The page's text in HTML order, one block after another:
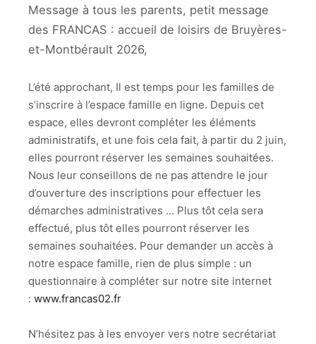
Message à tous les parents, petit message
des FRANCAS : accueil de loisirs de Bruyères-
et-Montbérault 2026,
L’été approchant, Il est temps pour les familles de
s’inscrire à l’espace famille en ligne. Depuis cet
espace, elles devront compléter les éléments
administratifs, et une fois cela fait, à partir du 2 juin,
elles pourront réserver les semaines souhaitées.
Nous leur conseillons de ne pas attendre le jour
d’ouverture des inscriptions pour effectuer les
démarches administratives … Plus tôt cela sera
effectué, plus tôt elles pourront réserver les
semaines souhaitées. Pour demander un accès à
notre espace famille, rien de plus simple : un
questionnaire à compléter sur notre site internet
: www.francas02.fr
N’hésitez pas à les envoyer vers notre secrétariat